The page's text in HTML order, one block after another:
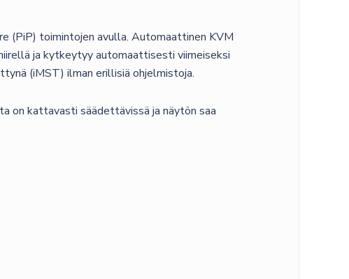
(PiP) toimintojen avulla. Automaattinen KVM
ja kytkeytyy automaattisesti viimeiseksi
(iMST) ilman erillisiä ohjelmistoja.
on kattavasti säädettävissä ja näytön saa